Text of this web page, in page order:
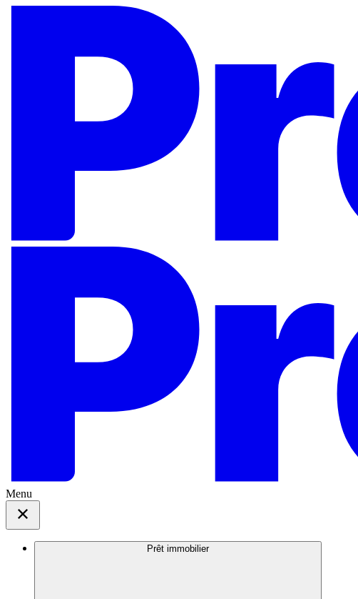
Menu
Prêt immobilier